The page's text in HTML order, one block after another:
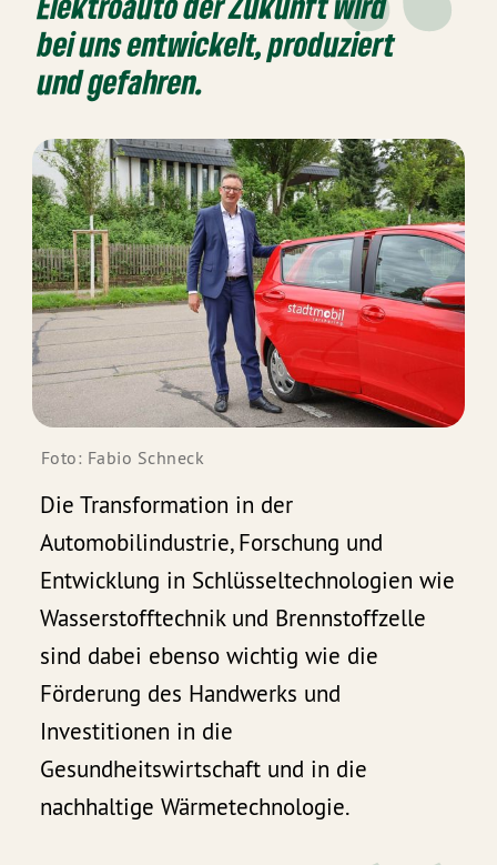
bei uns entwickelt, produziert
und gefahren.
Foto: Fabio Schneck
Die Transformation in der
Automobilindustrie, Forschung und
Entwicklung in Schlüsseltechnologien wie
Wasserstofftechnik und Brennstoffzelle
sind dabei ebenso wichtig wie die
Förderung des Handwerks und
Investitionen in die
Gesundheitswirtschaft und in die
nachhaltige Wärmetechnologie.